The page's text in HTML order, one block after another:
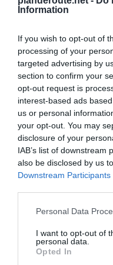
Information
If you wish to opt-out of
processing of your
targeted advertising by
section to confirm your
opt-out request is
interest-based ads
us or personal
your opt-out. You may
disclosure of your
IAB’s list of downstream
also be disclosed by us
Downstream Participants
Personal Data
I want to opt-out of
personal data.
Opted In
Vidaubanà 1.11 km du point 1
Taradeauà 2.60 km du point 1
Peissonnelà 4.70 km du point 3
La Grande Bastideà 4.33 km du
Grande Bastide à 3.30 km du
Vieux-Cannetà 0.66 km du
Le Cannet-des-Mauresà 0.66
Le Vieux Cannetà 0.66 km du
Aix-en-Provenceà 2.65 km du
Pont de l"Arcà 1.33 km du point
Paletteà 3.18 km du point 11
Les Platrièresà 3.06 km du
Itinéraire